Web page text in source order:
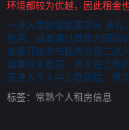
环境都较为优越，因此租金
一进入常熟零距离平台 首先
应用，或者通过其官方网站
准备开始发布租房信息二进
如果尚未登录，点击右上角
录进入个人中心登录后，再
标签： 常熟个人租房信息